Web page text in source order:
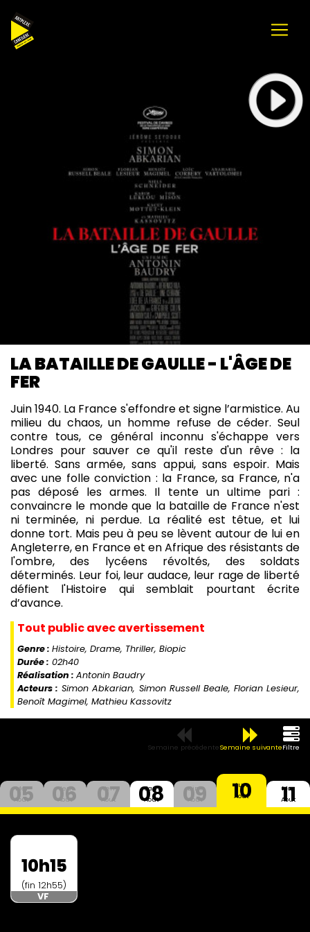
LA BATAILLE DE GAULLE - L'ÂGE DE
FER
Juin 1940. La France s'effondre et signe l’armistice. Au
milieu du chaos, un homme refuse de céder. Seul
contre tous, ce général inconnu s'échappe vers
Londres pour sauver ce qu'il reste d'un rêve : la
liberté. Sans armée, sans appui, sans espoir. Mais
avec une folle conviction : la France, sa France, n'a
pas déposé les armes. Il tente un ultime pari :
convaincre le monde que la bataille de France n'est
ni terminée, ni perdue. La réalité est têtue, et lui
donne tort. Mais peu à peu se lèvent autour de lui en
Angleterre, en France et en Afrique des résistants de
l'ombre, des lycéens révoltés, des soldats
déterminés. Leur foi, leur audace, leur rage de liberté
défient l'Histoire qui semblait pourtant écrite
d’avance.
Tout public avec avertissement
Genre : Histoire, Drame, Thriller, Biopic
Durée : 02h40
Réalisation : Antonin Baudry
Acteurs : Simon Abkarian, Simon Russell Beale, Florian Lesieur,
Benoît Magimel, Mathieu Kassovitz
Semaine précédenteSemaine suivanteFiltre
Mer
05
Aout
Jeu
06
Aout
Ven
07
Aout
Sam
08
Aout
Dim
09
Aout
Lun
10
Aout
Mar
11
Aout
10h15
(fin 12h55)
VF